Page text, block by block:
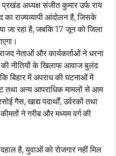
प्रखंड अध्यक्ष संजीत कुमार उर्फ राय
का राज्यव्यापी आंदोलन है, जिसके
जा रहा है, जबकि 17 जून को जिला
नेताओं और कार्यकर्ताओं ने धरना
नीतियों के खिलाफ आवाज बुलंद
बिहार में अपराध की घटनाओं में
तथा अन्य आपराधिक मामलों से आम
गैस, खाद्य पदार्थों, उर्वरकों तथा
ने गरीब और मध्यम वर्ग की
है, युवाओं को रोजगार नहीं मिल